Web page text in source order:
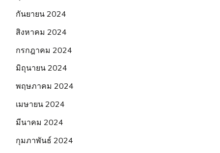
กันยายน 2024
สิงหาคม 2024
กรกฎาคม 2024
มิถุนายน 2024
พฤษภาคม 2024
เมษายน 2024
มีนาคม 2024
กุมภาพันธ์ 2024